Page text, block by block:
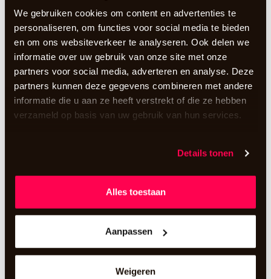
We gebruiken cookies om content en advertenties te
personaliseren, om functies voor social media te bieden
en om ons websiteverkeer te analyseren. Ook delen we
informatie over uw gebruik van onze site met onze
partners voor social media, adverteren en analyse. Deze
partners kunnen deze gegevens combineren met andere
informatie die u aan ze heeft verstrekt of die ze hebben
verzameld op basis van uw gebruik van hun services.
Details tonen
Alles toestaan
Aanpassen
Weigeren
De beroemde RGB-koptelefoon! Naar eigen wens
aan te vullen in je winkelwagentje.
meer informatie
📡 RGB zender: vul je pakket aan met
extra zenders
incl. BTW
Een extra RGB zender om van drie kanalen te